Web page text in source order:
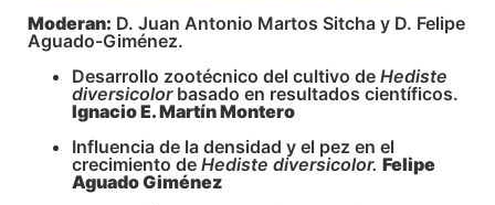
Moderan: D. Juan Antonio Martos Sitcha y D. Felipe
Aguado-Giménez.
Desarrollo zootécnico del cultivo de Hediste
diversicolorbasado en resultados científicos.
Ignacio E. Martín Montero
Influencia de la densidad y el pez en el
crecimiento de Hediste diversicolor. Felipe
Aguado Giménez